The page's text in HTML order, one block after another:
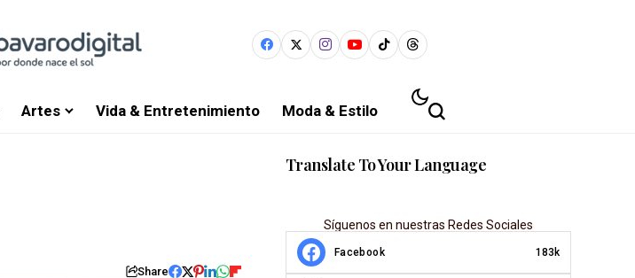
Artes Vida & Entretenimiento Moda & Estilo
Share
Translate To Your Language
Síguenos en nuestras Redes Sociales
Facebook 183k